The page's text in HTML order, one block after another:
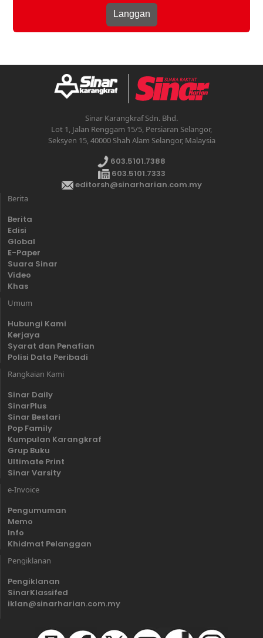
Sinar Karangkraf Sdn. Bhd.
Lot 1, Jalan Renggam 15/5, Persiaran Selangor,
Seksyen 15, 40000 Shah Alam Selangor, Malaysia
603.5101.7388
603.5101.7333
editorsh@sinarharian.com.my
Berita
Berita
Edisi
Global
E-Paper
Suara Sinar
Video
Khas
Umum
Hubungi Kami
Kerjaya
Syarat dan Penafian
Polisi Data Peribadi
Rangkaian Kami
Sinar Daily
SinarPlus
Sinar Bestari
Pop Family
Kumpulan Karangkraf
Grup Buku
Ultimate Print
Sinar Varsity
e-Invoice
Pengumuman
Memo
Info
Khidmat Pelanggan
Pengiklanan
Pengiklanan
SinarKlassifed
iklan@sinarharian.com.my